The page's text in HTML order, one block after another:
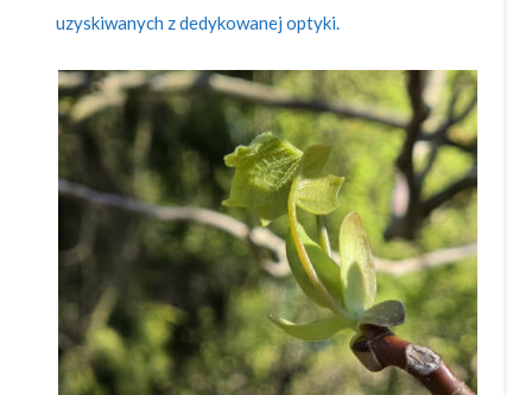
uzyskiwanych z dedykowanej optyki.